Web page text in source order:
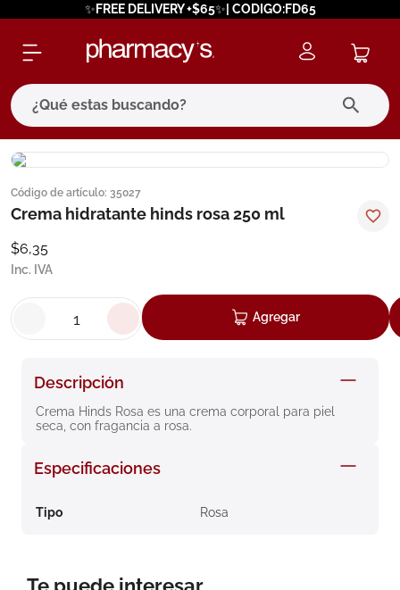
✨FREE DELIVERY +$65✨| CODIGO:FD65
¿Qué estas buscando?
Código de artículo: 35027
Crema hidratante hinds rosa 250 ml
$6,35
Inc. IVA
Agregar
Descripción
Crema Hinds Rosa es una crema corporal para piel
seca, con fragancia a rosa.
Especificaciones
Tipo Rosa
términos más buscados
1. eucerin
3
cerave
7. isdin
8. roche posay
10.pañales